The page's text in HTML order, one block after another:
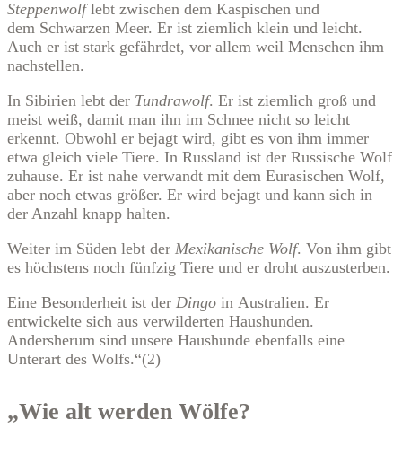
Steppenwolflebt zwischen dem Kaspischen und
dem Schwarzen Meer. Er ist ziemlich klein und leicht.
Auch er ist stark gefährdet, vor allem weil Menschen ihm
nachstellen.
In Sibirien lebt der Tundrawolf. Er ist ziemlich groß und
meist weiß, damit man ihn im Schnee nicht so leicht
erkennt. Obwohl er bejagt wird, gibt es von ihm immer
etwa gleich viele Tiere. In Russland ist der Russische Wolf
zuhause. Er ist nahe verwandt mit dem Eurasischen Wolf,
aber noch etwas größer. Er wird bejagt und kann sich in
der Anzahl knapp halten.
Weiter im Süden lebt der Mexikanische Wolf. Von ihm gibt
es höchstens noch fünfzig Tiere und er droht auszusterben.
Eine Besonderheit ist der Dingo in Australien. Er
entwickelte sich aus verwilderten Haushunden.
Andersherum sind unsere Haushunde ebenfalls eine
Unterart des Wolfs.“(2)
„Wie alt werden Wölfe?